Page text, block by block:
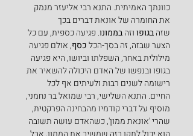
כוונתך האמיתית. התנא רבי אליעזר מנמק
את החומרה של אונאת דברים בכך
שזה בגופו וזה בממונו. פגיעה כספית, עם כל
הצער שבזה, זה בסך-הכל כסף, אולם פגיעה
מילולית באחר, השפלתו וביושו, היא פגיעה
בגופו ובנפשו של האדם היכולה להשאיר את
רישומה לשנים רבות ולעיתים אף לכל
החיים. התנא השלישי, רבי שמואל בר נחמני,
מוסיף על דברי קודמיו מהבחינה הפרקטית,
שהרי 'אונאת ממון', כשהאדם עושה תשובה